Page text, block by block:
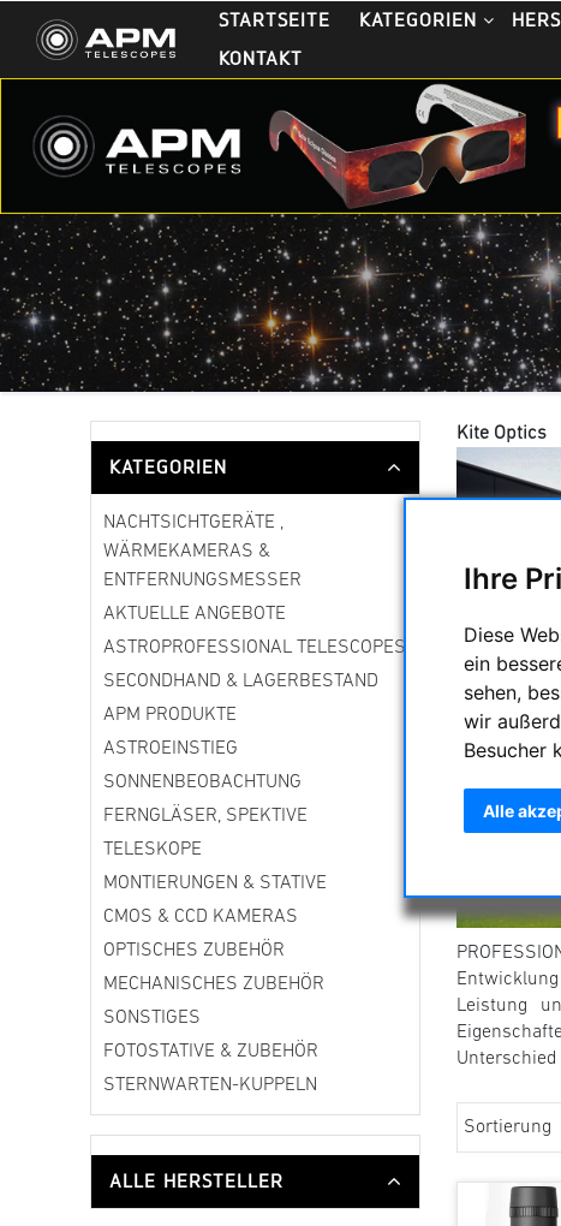
Ihre
Diese
ein
sehen,
wir
Besucher
Alle
STARTSEITE KATEGORIEN
KONTAKT
KATEGORIEN
NACHTSICHTGERÄTE ,
WÄRMEKAMERAS &
ENTFERNUNGSMESSER
AKTUELLE ANGEBOTE
ASTROPROFESSIONAL TELESCOPES
SECONDHAND & LAGERBESTAND
APM PRODUKTE
ASTROEINSTIEG
SONNENBEOBACHTUNG
FERNGLÄSER, SPEKTIVE
TELESKOPE
MONTIERUNGEN & STATIVE
CMOS & CCD KAMERAS
OPTISCHES ZUBEHÖR
MECHANISCHES ZUBEHÖR
SONSTIGES
FOTOSTATIVE & ZUBEHÖR
STERNWARTEN-KUPPELN
ALLE HERSTELLER
Kite Optics
Leistung
Sortierung